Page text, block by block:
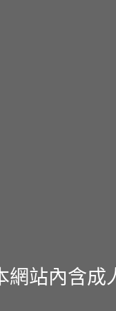
網站內含成